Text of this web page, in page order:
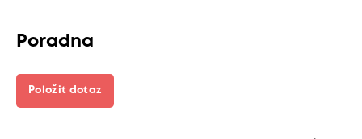
Poradna
Položit dotaz